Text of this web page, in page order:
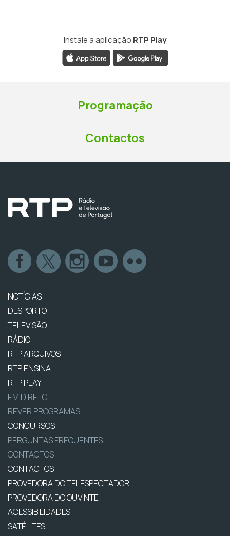
Instale a aplicação RTP Play
Programação
Contactos
NOTÍCIAS
DESPORTO
TELEVISÃO
RÁDIO
RTP ARQUIVOS
RTP ENSINA
RTP PLAY
EM DIRETO
REVER PROGRAMAS
CONCURSOS
PERGUNTAS FREQUENTES
CONTACTOS
CONTACTOS
PROVEDORA DO TELESPECTADOR
PROVEDORA DO OUVINTE
ACESSIBILIDADES
SATÉLITES